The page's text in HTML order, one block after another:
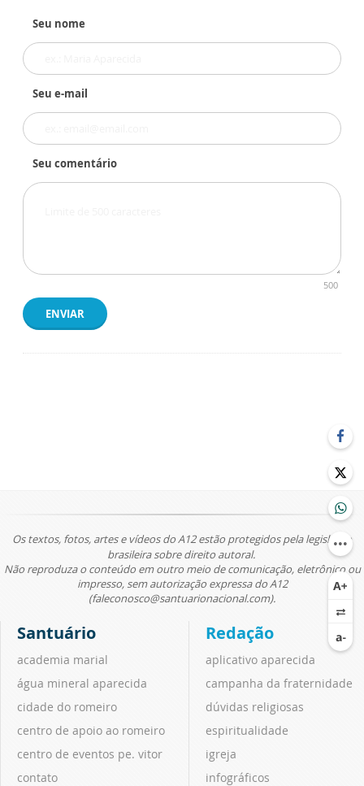
Seu nome
Seu e-mail
Seu comentário
500
ENVIAR
Os textos, fotos, artes e vídeos do A12 estão protegidos pela legislação
brasileira sobre direito autoral.
Não reproduza o conteúdo em outro meio de comunicação, eletrônico ou
impresso, sem autorização expressa do A12
(faleconosco@santuarionacional.com).
Santuário
academia marial
água mineral aparecida
cidade do romeiro
centro de apoio ao romeiro
centro de eventos pe. vitor
contato
Redação
aplicativo aparecida
campanha da fraternidade
dúvidas religiosas
espiritualidade
igreja
infográficos